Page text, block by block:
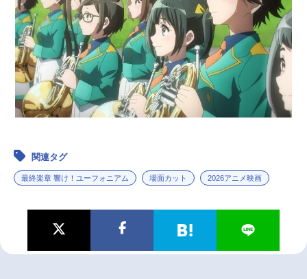
関連タグ
最終楽章 響け！ユーフォニアム 場面カット 2026アニメ映画